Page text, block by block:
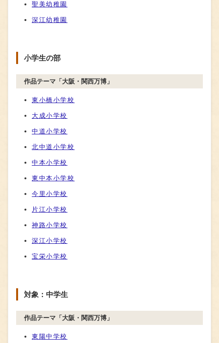
聖美幼稚園
深江幼稚園
小学生の部
作品テーマ「大阪・関西万博」
東小橋小学校
大成小学校
中道小学校
北中道小学校
中本小学校
東中本小学校
今里小学校
片江小学校
神路小学校
深江小学校
宝栄小学校
対象：中学生
作品テーマ「大阪・関西万博」
東陽中学校